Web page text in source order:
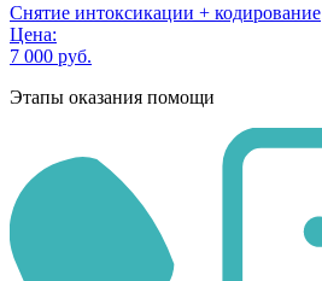
Снятие интоксикации + кодирование
Цена:
7 000 руб.
Этапы оказания помощи